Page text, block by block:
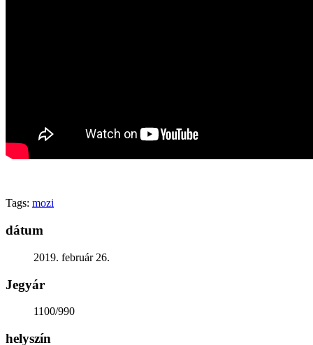
Rendezvényeinkről
Tags: mozi
dátum
2019. február 26.
Jegyár
1100/990
helyszín